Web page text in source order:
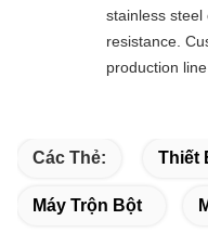
stainless steel
resistance.
production
Các Thẻ: Thiết
Máy Trộn Bột